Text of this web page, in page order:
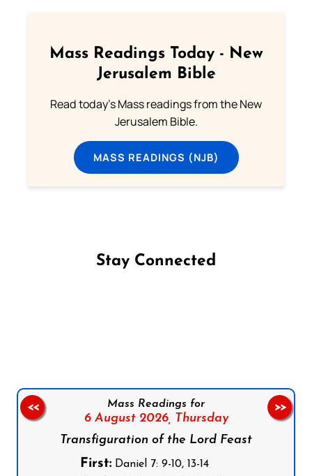
Mass Readings Today - New
Jerusalem Bible
Read today's Mass readings from the New
Jerusalem Bible.
MASS READINGS (NJB)
Stay Connected
Mass Readings for
6 August 2026,
Thursday
Transfiguration of the Lord Feast
First:Daniel 7: 9-10, 13-14
<< >>